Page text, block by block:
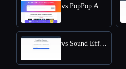
vs PopPop AI Sound Effect Generator
vs Sound Effects Generator